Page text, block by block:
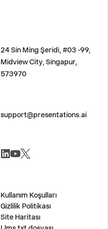
24 Sin Ming Şeridi, #03 -99,
Midview City, Singapur,
573970
support@presentations.ai
Kullanım Koşulları
Gizlilik Politikası
Site Haritası